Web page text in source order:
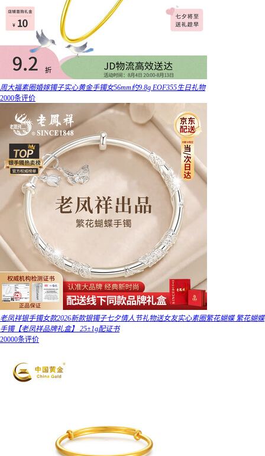
周大福素圈婚嫁镯子实心黄金手镯女56mm约9.8g EOF355生日礼物
2000条评价
老凤祥银手镯女款2026新款银镯子七夕情人节礼物送女友实心素圈繁花蝴蝶 繁花蝴蝶
手镯【老凤祥品牌礼盒】 25±1g配证书
20000条评价